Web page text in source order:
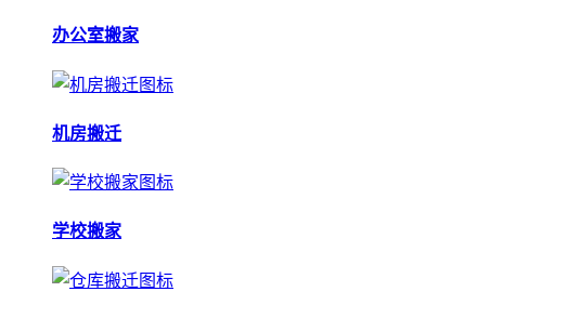
办公室搬家
机房搬迁
学校搬家